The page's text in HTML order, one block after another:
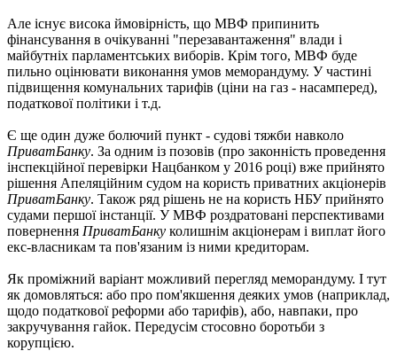
Але існує висока ймовірність, що МВФ припинить
фінансування в очікуванні "перезавантаження" влади і
майбутніх парламентських виборів. Крім того, МВФ буде
пильно оцінювати виконання умов меморандуму. У частині
підвищення комунальних тарифів (ціни на газ - насамперед),
податкової політики і т.д.
Є ще один дуже болючий пункт - судові тяжби навколо
ПриватБанку. За одним із позовів (про законність проведення
інспекційної перевірки Нацбанком у 2016 році) вже прийнято
рішення Апеляційним судом на користь приватних акціонерів
ПриватБанку. Також ряд рішень не на користь НБУ прийнято
судами першої інстанції. У МВФ роздратовані перспективами
повернення ПриватБанку колишнім акціонерам і виплат його
екс-власникам та пов'язаним із ними кредиторам.
Як проміжний варіант можливий перегляд меморандуму. І тут
як домовляться: або про пом'якшення деяких умов (наприклад,
щодо податкової реформи або тарифів), або, навпаки, про
закручування гайок. Передусім стосовно боротьби з
корупцією.